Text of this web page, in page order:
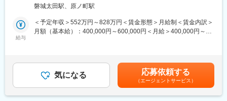
当社は日本初のmRNA医薬品の開発・製造を受託する機関
（CDMO）です。COVID-19を含む次世代mRNAワクチンの製造
医薬品CDMOを目指しています。
変更の範囲：会社の定める業務
も期待します。※ご経験により担当業務をアサインする予定です。
■業務内容：
・GMPに基づく品質保証業務全般
・GMP文書・品質システムの維持管理
磐城太田駅、原ノ町駅
給与
＜予定年収＞552万円～828万円＜賃金形態＞月給制＜賃金内訳＞
月額（基本給）：400,000円～600,000円＜月給＞400,000円～
可能性があります。月給(月額)は固定手当を含めた表記です。
気になる 応募依頼する
（エージェントサービス）